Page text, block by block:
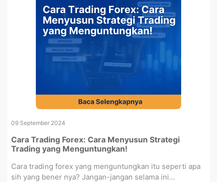
09 September 2024
Cara Trading Forex: Cara Menyusun Strategi
Trading yang Menguntungkan!
Cara trading forex yang menguntungkan itu seperti apa
sih yang bener nya? Jangan-jangan selama ini...